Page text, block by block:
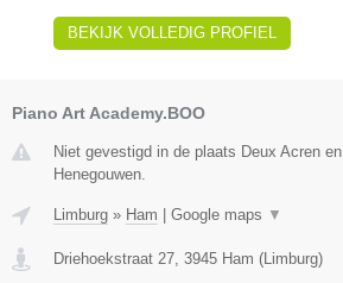
BEKIJK VOLLEDIG PROFIEL
Piano Art Academy.BOO
Niet gevestigd in de plaats Deux Acren
Henegouwen.
Limburg » Ham Google maps ▼
Driehoekstraat 27, 3945 Ham (Limburg)